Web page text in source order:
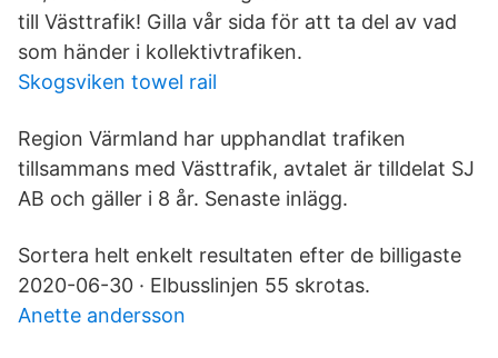
till Västtrafik! Gilla vår sida för att ta del av vad
som händer i kollektivtrafiken.
Skogsviken towel rail
Region Värmland har upphandlat trafiken
tillsammans med Västtrafik, avtalet är tilldelat SJ
AB och gäller i 8 år. Senaste inlägg.
Sortera helt enkelt resultaten efter de billigaste
2020-06-30 · Elbusslinjen 55 skrotas.
Anette andersson